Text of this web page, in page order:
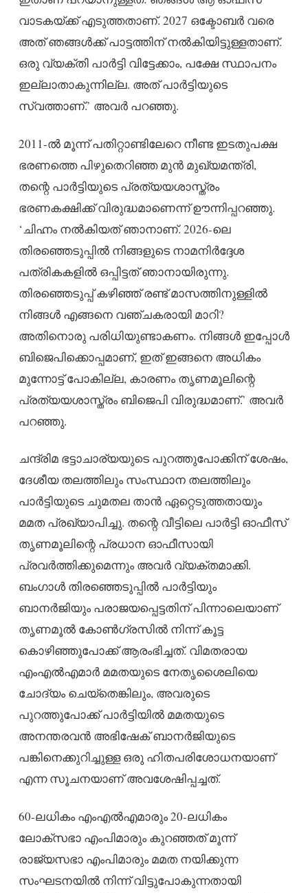
വാടകയ്ക്ക് എടുത്തതാണ്. 2027 ഒക്ടോബർ വരെ
അത് ഞങ്ങൾക്ക് പാട്ടത്തിന് നൽകിയിട്ടുള്ളതാണ്.
ഒരു വ്യക്തി പാർട്ടി വിട്ടേക്കാം, പക്ഷേ സ്ഥാപനം
ഇല്ലാതാകുന്നില്ല. അത് പാർട്ടിയുടെ
സ്വത്താണ്.’ അവർ പറഞ്ഞു.
2011-ൽ മൂന്ന് പതിറ്റാണ്ടിലേറെ നീണ്ട ഇടതുപക്ഷ
ഭരണത്തെ പിഴുതെറിഞ്ഞ മുൻ മുഖ്യമന്ത്രി,
തന്റെ പാർട്ടിയുടെ പ്രത്യയശാസ്ത്രം
ഭരണകക്ഷിക്ക് വിരുദ്ധമാണെന്ന് ഊന്നിപ്പറഞ്ഞു.
‘ചിഹ്നം നൽകിയത് ഞാനാണ്. 2026-ലെ
തിരഞ്ഞെടുപ്പിൽ നിങ്ങളുടെ നാമനിർദ്ദേശ
പത്രികകളിൽ ഒപ്പിട്ടത് ഞാനായിരുന്നു.
തിരഞ്ഞെടുപ്പ് കഴിഞ്ഞ് രണ്ട് മാസത്തിനുള്ളിൽ
നിങ്ങൾ എങ്ങനെ വഞ്ചകരായി മാറി?
അതിനൊരു പരിധിയുണ്ടാകണം. നിങ്ങൾ ഇപ്പോൾ
ബിജെപിക്കൊപ്പമാണ്, ഇത് ഇങ്ങനെ അധികം
മുന്നോട്ട് പോകില്ല, കാരണം തൃണമൂലിന്റെ
പ്രത്യയശാസ്ത്രം ബിജെപി വിരുദ്ധമാണ്.’ അവർ
പറഞ്ഞു.
ചന്ദ്രിമ ഭട്ടാചാര്യയുടെ പുറത്തുപോക്കിന് ശേഷം,
ദേശീയ തലത്തിലും സംസ്ഥാന തലത്തിലും
പാർട്ടിയുടെ ചുമതല താൻ ഏറ്റെടുത്തതായും
മമത പ്രഖ്യാപിച്ചു. തന്റെ വീട്ടിലെ പാർട്ടി ഓഫീസ്
തൃണമൂലിന്റെ പ്രധാന ഓഫീസായി
പ്രവർത്തിക്കുമെന്നും അവർ വ്യക്തമാക്കി.
ബംഗാൾ തിരഞ്ഞെടുപ്പിൽ പാർട്ടിയും
ബാനർജിയും പരാജയപ്പെട്ടതിന് പിന്നാലെയാണ്
തൃണമൂൽ കോൺഗ്രസിൽ നിന്ന് കൂട്ട
കൊഴിഞ്ഞുപോക്ക് ആരംഭിച്ചത്. വിമതരായ
എംഎൽഎമാർ മമതയുടെ നേതൃശൈലിയെ
ചോദ്യം ചെയ്‌തെങ്കിലും, അവരുടെ
പുറത്തുപോക്ക് പാർട്ടിയിൽ മമതയുടെ
അനന്തരവൻ അഭിഷേക് ബാനർജിയുടെ
പങ്കിനെക്കുറിച്ചുള്ള ഒരു ഹിതപരിശോധനയാണ്
എന്ന സൂചനയാണ് അവശേഷിപ്പച്ചത്.
60-ലധികം എംഎൽഎമാരും 20-ലധികം
ലോക്സഭാ എംപിമാരും കുറഞ്ഞത് മൂന്ന്
രാജ്യസഭാ എംപിമാരും മമത നയിക്കുന്ന
സംഘടനയിൽ നിന്ന് വിട്ടുപോകുന്നതായി